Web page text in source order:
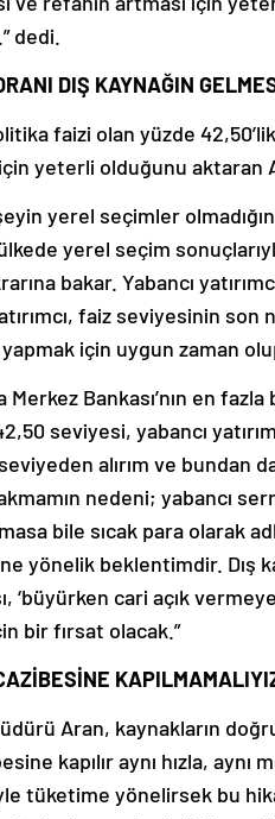
dedi.
DIŞ KAYNAĞIN
faizi olan yüzde
için yeterli olduğunu aktaran
yerel seçimler
yerel seçim
bakar. Yabancı
faiz seviyesinin
için uygun zaman
Merkez Bankası’nın en
seviyesi, yabancı
seviyeden alırım ve bundan
nedeni; yabancı
bile sıcak para olarak
yönelik beklentimdir.
‘büyürken cari açık
bir fırsat olacak.”
Aran, kaynakların
kapılır aynı hızla,
tüketime yönelirsek bu